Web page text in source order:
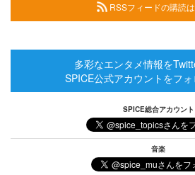
RSSフィードの購読
多彩なエンタメ情報を
SPICE公式アカウントをフォ
SPICE総合アカウント
音楽